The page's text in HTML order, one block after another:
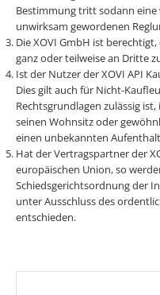
Bestimmung tritt sodann eine
unwirksam gewordenen
Die XOVI GmbH ist
ganz oder teilweise an Dritte
Ist der Nutzer der XOVI API
Dies gilt auch für Nicht-
Rechtsgrundlagen zulässig
seinen Wohnsitz oder
einen unbekannten
Hat der Vertragspartner der
europäischen Union, so
Schiedsgerichtsordnung der
unter Ausschluss des
entschieden.